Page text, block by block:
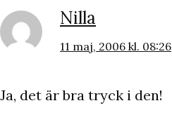
Nilla
11 maj, 2006 kl. 08:26
Ja, det är bra tryck i den!